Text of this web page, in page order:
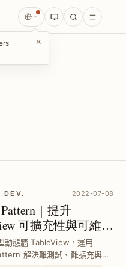
×
DEV. 2022-07-08
｜提升
可擴充性與可維護
例
動態牆 TableView，運用
解決難測試、難擴充與難